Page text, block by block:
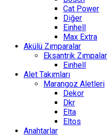
Cat Power
Diğer
Einhell
Max Extra
Akülü Zımparalar
Eksantrik Zımpalar
Einhell
Alet Takımları
Marangoz Aletleri
Dekor
Dkr
Elta
Eltos
Anahtarlar